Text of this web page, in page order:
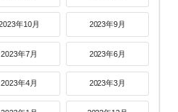
年10月 2023年9月
2023年7月 2023年6月
2023年4月 2023年3月